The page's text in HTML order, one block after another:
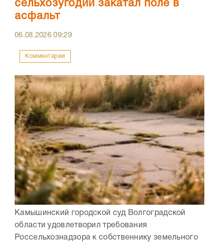
сельхозугодий закатал поле в
асфальт
06.08.202609:29
Комментарии
Камышинский городской суд Волгоградской
области удовлетворил требования
Россельхознадзора к собственнику земельного